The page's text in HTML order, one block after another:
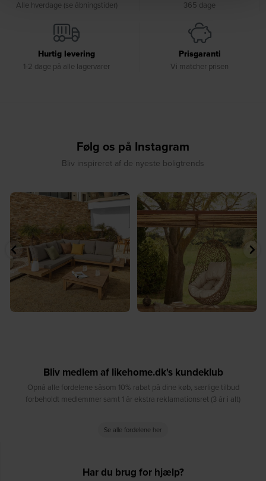
Alle hverdage (se åbningstider) 365 dage
Hurtig levering
1-2 dage på alle lagervarer
Prisgaranti
Vi matcher prisen
Følg os på Instagram
Bliv inspireret af de nyeste boligtrends
☀️ Sommerens naturlige
samlingspunkt⁠
8 0
☀️ Find dit yndlingssted denne
sommer⁠
8 0
Bliv medlem af likehome.dk's kundeklub
Opnå alle fordelene såsom 10% rabat på dine køb, særlige tilbud
forbeholdt medlemmer samt 1 år ekstra reklamationsret (3 år i alt)
Se alle fordelene her
Har du brug for hjælp?